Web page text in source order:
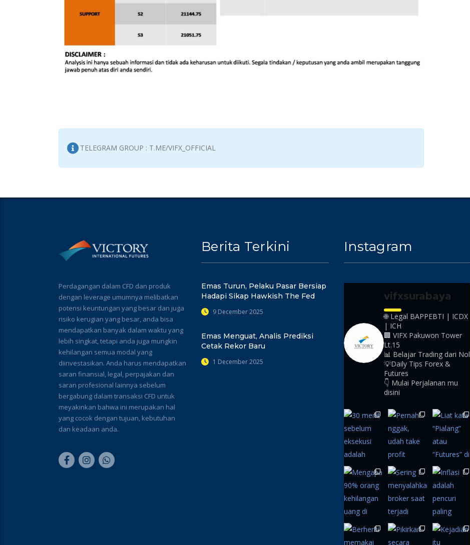
TELEGRAM GROUP : T.ME/VIFX_OFFICIAL
Perdagangan dalam CFD dan produk
dengan leverage umumnya melibatkan
potensi keuntungan yang besar dan juga
risiko kerugian yang besar, anda bisa
mendapatkan banyak dalam waktu yang
lebih singkat, tetapi anda juga mungkin
kehilangan semua modal yang
diinvestasikan. Anda harus mendapatkan
saran finansial, legal, perpajakan dan
saran profesional lainnya sebelum
bergabung dalam transaksi CFD untuk
meyakinkan bahwa ini merupakan hal
yang cocok dengan tujuan, kebutuhan
dan keadaan anda.
Berita Terkini
Emas Turun, Pelaku Pasar Bersiap
Hadapi Sikap Hawkish The Fed
9 December 2025
Emas Menguat, Analis Prediksi
Cetak Rekor Baru
1 December 2025
Instagram
vifxsurabaya
🌐 Legal BAPPEBTI | ICDX
| ICH
🏢 VIFX Pakuwon Tower
Lt.15
📊 Belajar Trading dari Nol
💡Daily Tips Forex &
Futures
👇 Mulai Perjalanan mu
disini